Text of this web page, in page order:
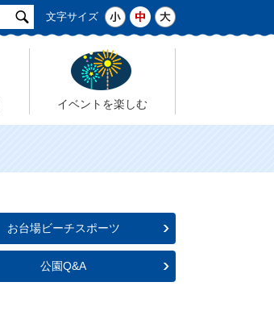
文字サイズ
イベントを楽しむ
お台場ビーチスポーツ
公園Q&A